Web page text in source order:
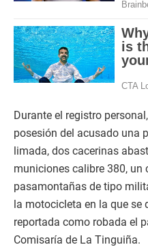
Durante el registro
posesión del acusado una
limada, dos cacerinas
municiones calibre 380, un
pasamontañas de tipo
la motocicleta en la que se
reportada como robada el
Comisaría de La Tinguiña.